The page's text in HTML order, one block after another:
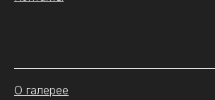
О галерее